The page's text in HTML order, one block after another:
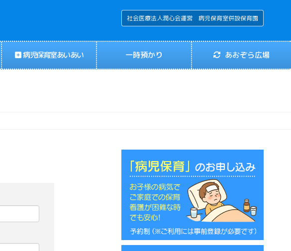
社会医療法人潤心会運営 病児保育室併設保育園
病児保育室あいあい 一時預かり あおぞら広場